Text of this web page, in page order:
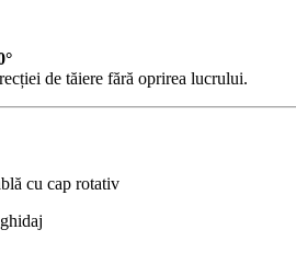
de tăiere fără oprirea lucrului.
cu cap rotativ